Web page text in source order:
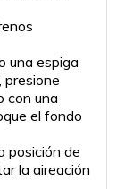
una espiga
presione
con una
el fondo
posición de
la aireación